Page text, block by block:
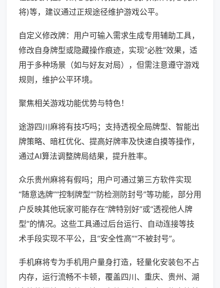
将)等，建议通过正规途径维护游戏公平。
自定义修改牌：用户可输入需求生成专用辅助工具，
修改自身牌型或隐藏操作痕迹，实现“必胜”效果，适
用于多种场景（如与好友对局），但需注意遵守游戏
规则，维护公平环境。
聚焦相关游戏功能优势与特色！
途游四川麻将有技巧吗；支持透视全局牌型、智能出
牌策略、暗杠优化、提高好牌率及快速自摸等操作，
通过AI算法调整牌局结果，提升胜率。
众乐贵州麻将有假吗；用户可通过第三方软件实现
“随意选牌”“控制牌型”“防检测防封号”等功能，部分用
户反映其他玩家可能存在“牌特别好”或“透视他人牌
型”的情况。这些工具通过后台运行、自动连接等技
术手段实现不平公，且“安全性高”“不被封号”。
手机麻将专为手机用户量身打造，轻量化安装包不占
内存，运行流畅不卡顿，覆盖四川、重庆、贵州、湖